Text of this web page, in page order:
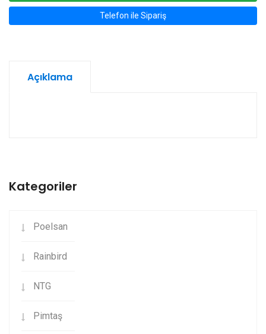
Telefon ile Sipariş
Açıklama
Kategoriler
Poelsan
Rainbird
NTG
Pimtaş